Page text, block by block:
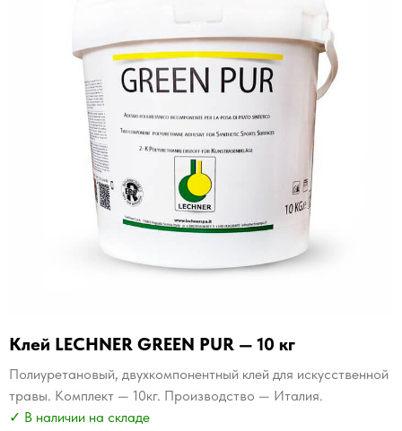
Клей LECHNER GREEN PUR — 10 кг
Полиуретановый, двухкомпонентный клей для искусственной
травы. Комплект — 10кг. Производство — Италия.
✓ В наличии на складе